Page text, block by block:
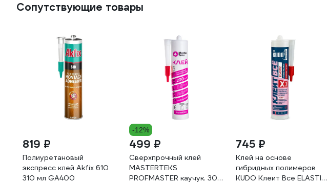
Сопутствующие товары
819 ₽
Полиуретановый
экспресс клей Akfix 610
310 мл GA400
-12%
499 ₽
Сверхпрочный клей
MASTERTEKS
PROFMASTER каучук. 300
745 ₽
Клей на основе
гибридных полимеров
KUDO Клеит Все ELASTIС